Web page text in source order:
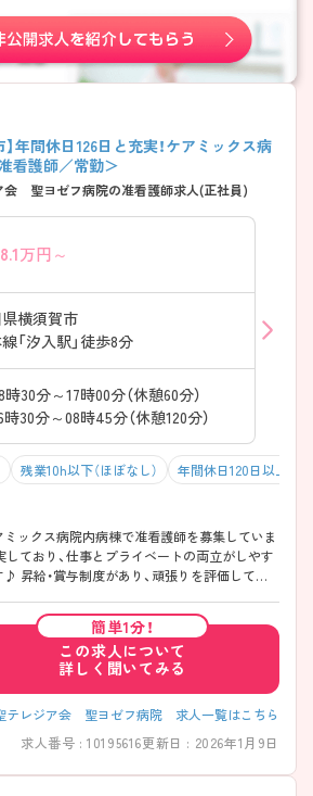
年間休日126日と充実！ケアミックス病
看護師／常勤＞
会 聖ヨゼフ病院の准看護師求人(正社員)
万円～
横須賀市
「汐入駅」徒歩8分
時30分～17時00分（休憩60分）
30分～08時45分（休憩120分）
残業10h以下（ほぼなし） 年間休日120日以上
ックス病院内病棟で准看護師を募集していま
しており、仕事とプライベートの両立がしやす
昇給・賞与制度があり、頑張りを評価してく
さい！
簡単1分！
この求人について
詳しく聞いてみる
テレジア会 聖ヨゼフ病院 求人一覧はこちら
求人番号 : 10195616更新日 : 2026年1月9日